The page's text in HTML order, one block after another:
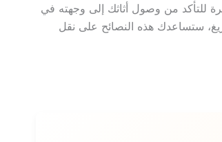
للتأكد من وصول أثاثك إلى وجهته في
ستساعدك هذه النصائح على نقل